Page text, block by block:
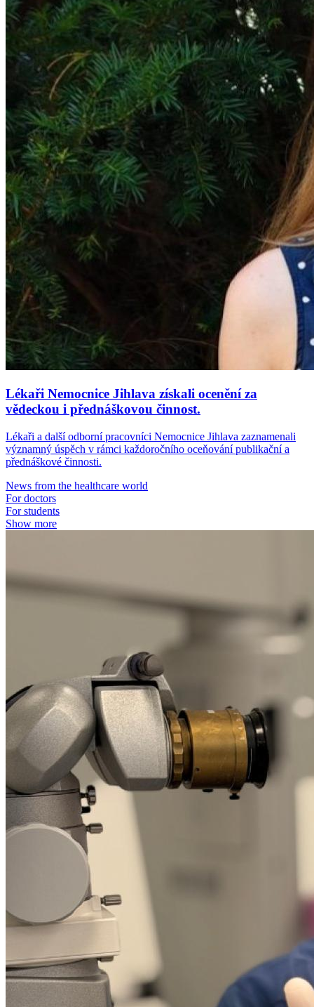
Lékaři Nemocnice Jihlava získali ocenění za
vědeckou i přednáškovou činnost.
Lékaři a další odborní pracovníci Nemocnice Jihlava zaznamenali
významný úspěch v rámci každoročního oceňování publikační a
přednáškové činnosti.
News from the healthcare world
For doctors
For students
Show more